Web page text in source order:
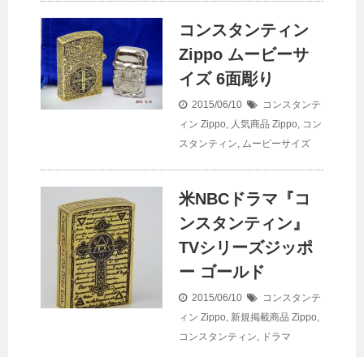
コンスタンティン
Zippo ムービーサ
イズ 6面彫り
2015/06/10
コンスタンテ
ィン Zippo, 人気商品 Zippo, コン
スタンティン, ムービーサイズ
米NBCドラマ『コ
ンスタンティン』
TVシリーズジッポ
ー ゴールド
2015/06/10
コンスタンテ
ィン Zippo, 新規掲載商品 Zippo,
コンスタンティン, ドラマ